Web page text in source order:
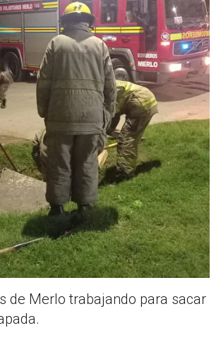
de Merlo trabajando para sacar